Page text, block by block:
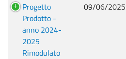
Progetto
Prodotto -
anno 2024-
2025
Rimodulato
09/06/2025